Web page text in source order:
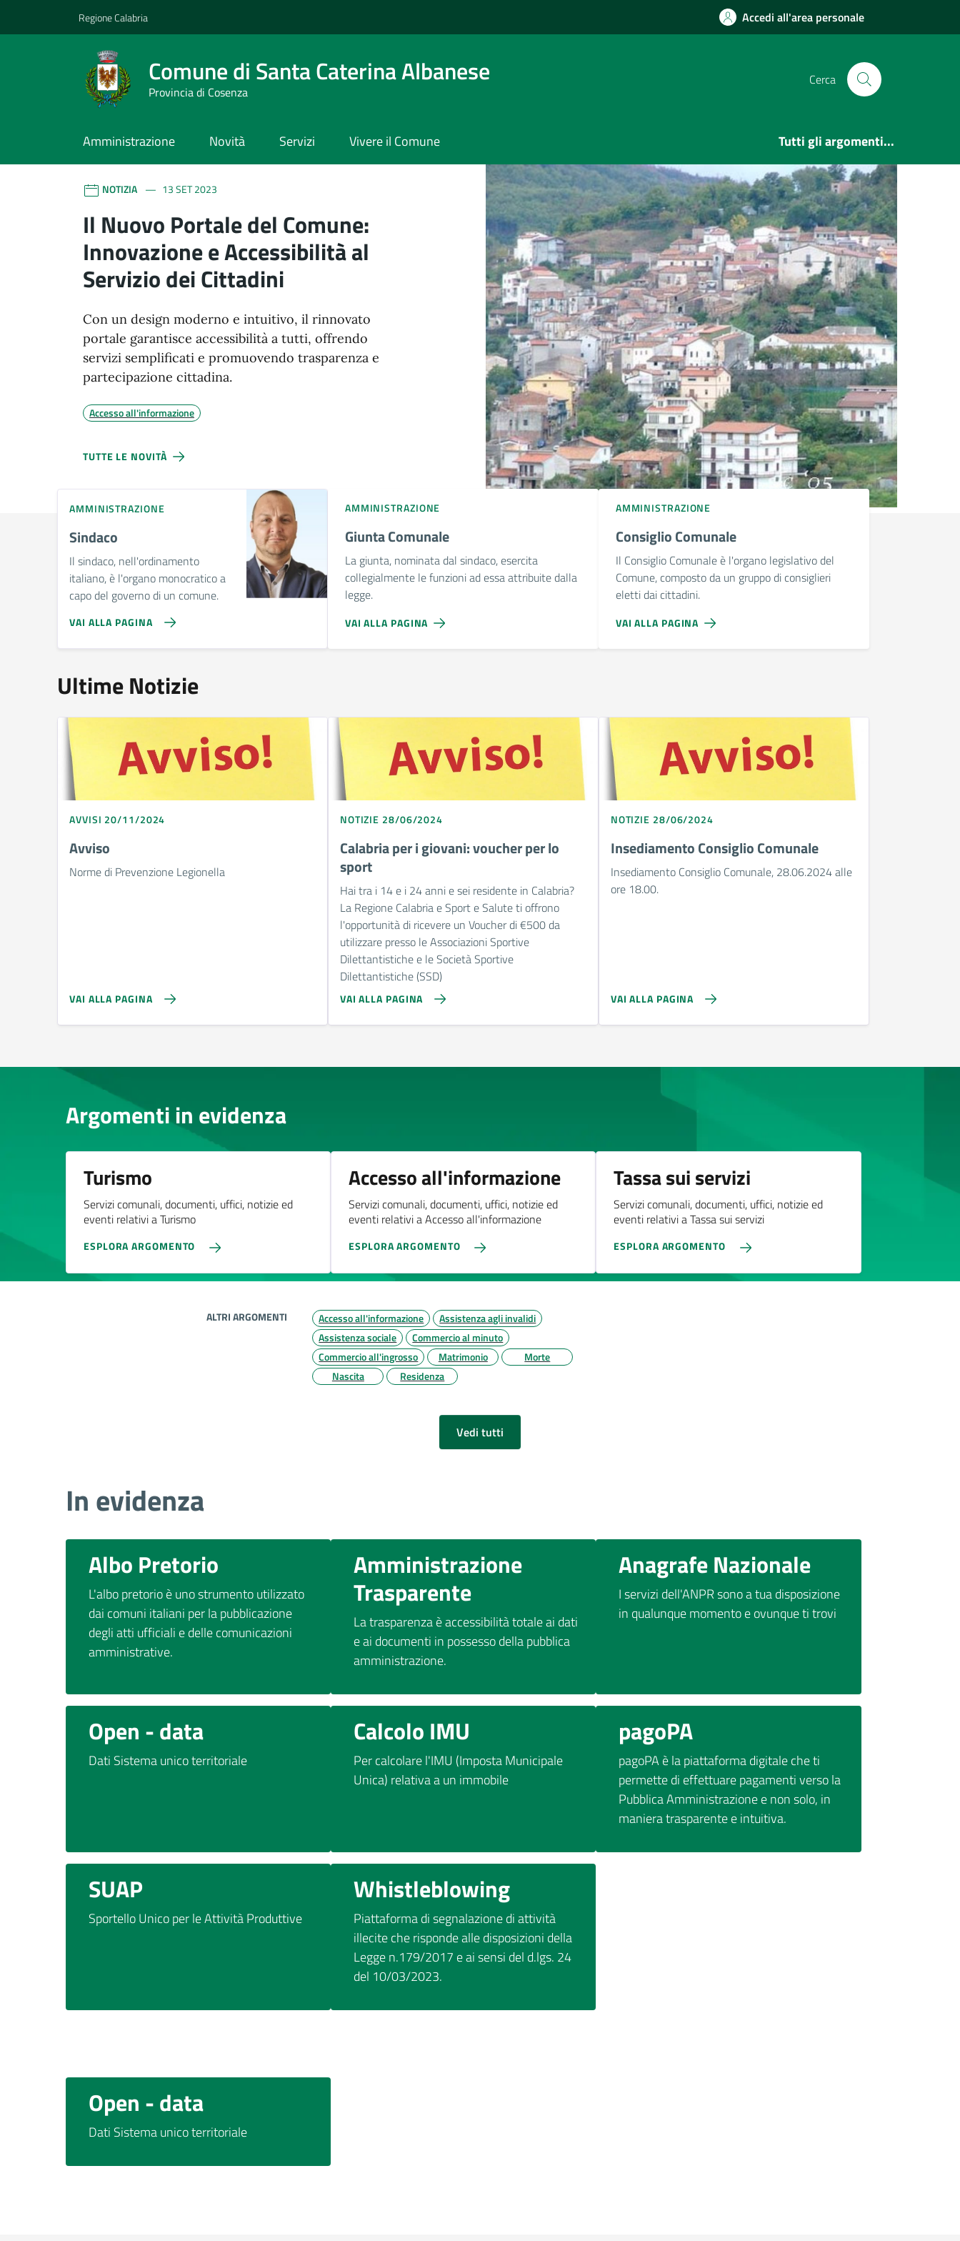
Regione Calabria Accedi all'area personale
Comune di Santa Caterina Albanese
Provincia di Cosenza
Cerca
Amministrazione Novità Servizi Vivere il Comune Tutti gli argomenti...
Comune di Santa Caterina Albanese
Contenuti in evidenza
NOTIZIA 13 SET 2023
Il Nuovo Portale del Comune:
Innovazione e Accessibilità al
Servizio dei Cittadini
Con un design moderno e intuitivo, il rinnovato
portale garantisce accessibilità a tutti, offrendo
servizi semplificati e promuovendo trasparenza e
partecipazione cittadina.
Accesso all'informazione
TUTTE LE NOVITÀ
AMMINISTRAZIONE
Sindaco
Il sindaco, nell'ordinamento
italiano, è l'organo monocratico a
capo del governo di un comune.
VAI ALLA PAGINA
AMMINISTRAZIONE
Giunta Comunale
La giunta, nominata dal sindaco, esercita
collegialmente le funzioni ad essa attribuite dalla
legge.
VAI ALLA PAGINA
AMMINISTRAZIONE
Consiglio Comunale
Il Consiglio Comunale è l'organo legislativo del
Comune, composto da un gruppo di consiglieri
eletti dai cittadini.
VAI ALLA PAGINA
Ultime Notizie
AVVISI 20/11/2024
Avviso
Norme di Prevenzione Legionella
VAI ALLA PAGINA
NOTIZIE 28/06/2024
Calabria per i giovani: voucher per lo
sport
Hai tra i 14 e i 24 anni e sei residente in Calabria?
La Regione Calabria e Sport e Salute ti offrono
l'opportunità di ricevere un Voucher di €500 da
utilizzare presso le Associazioni Sportive
Dilettantistiche e le Società Sportive
Dilettantistiche (SSD)
VAI ALLA PAGINA
NOTIZIE 28/06/2024
Insediamento Consiglio Comunale
Insediamento Consiglio Comunale, 28.06.2024 alle
ore 18.00.
VAI ALLA PAGINA
Argomenti in evidenza
Turismo
Servizi comunali, documenti, uffici, notizie ed
eventi relativi a Turismo
ESPLORA ARGOMENTO
Accesso all'informazione
Servizi comunali, documenti, uffici, notizie ed
eventi relativi a Accesso all'informazione
ESPLORA ARGOMENTO
Tassa sui servizi
Servizi comunali, documenti, uffici, notizie ed
eventi relativi a Tassa sui servizi
ESPLORA ARGOMENTO
ALTRI ARGOMENTI Accesso all'informazione
Assistenza agli invalidi
Assistenza sociale
Commercio al minuto
Commercio all'ingrosso
Matrimonio
Morte
Nascita
Residenza
Vedi tutti
In evidenza
Albo Pretorio
L'albo pretorio è uno strumento utilizzato
dai comuni italiani per la pubblicazione
degli atti ufficiali e delle comunicazioni
amministrative.
Amministrazione
Trasparente
La trasparenza è accessibilità totale ai dati
e ai documenti in possesso della pubblica
amministrazione.
Anagrafe Nazionale
I servizi dell'ANPR sono a tua disposizione
in qualunque momento e ovunque ti trovi
Open - data
Dati Sistema unico territoriale
Calcolo IMU
Per calcolare l'IMU (Imposta Municipale
Unica) relativa a un immobile
pagoPA
pagoPA è la piattaforma digitale che ti
permette di effettuare pagamenti verso la
Pubblica Amministrazione e non solo, in
maniera trasparente e intuitiva.
SUAP
Sportello Unico per le Attività Produttive
Whistleblowing
Piattaforma di segnalazione di attività
illecite che risponde alle disposizioni della
Legge n.179/2017 e ai sensi del d.lgs. 24
del 10/03/2023.
Open - data
Dati Sistema unico territoriale